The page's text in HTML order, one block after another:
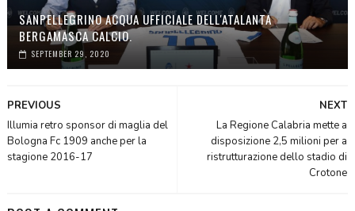
SANPELLEGRINO ACQUA UFFICIALE DELL'ATALANTA
BERGAMASCA CALCIO.
SEPTEMBER 29, 2020
NEXT
La Regione Calabria mette a
disposizione 2,5 milioni per a
ristrutturazione dello stadio di
Crotone
PREVIOUS
Illumia retro sponsor di maglia del
Bologna Fc 1909 anche per la
stagione 2016-17